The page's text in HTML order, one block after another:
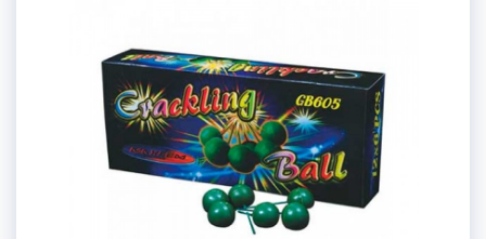
Салют на День Рождения
Салют на Свадьбу
Цветной дым
Свечи для торта с фейерверком